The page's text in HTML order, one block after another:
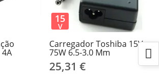
Carregador Toshiba 15V
75W 6.5-3.0 Mm
25,31 €
15
V